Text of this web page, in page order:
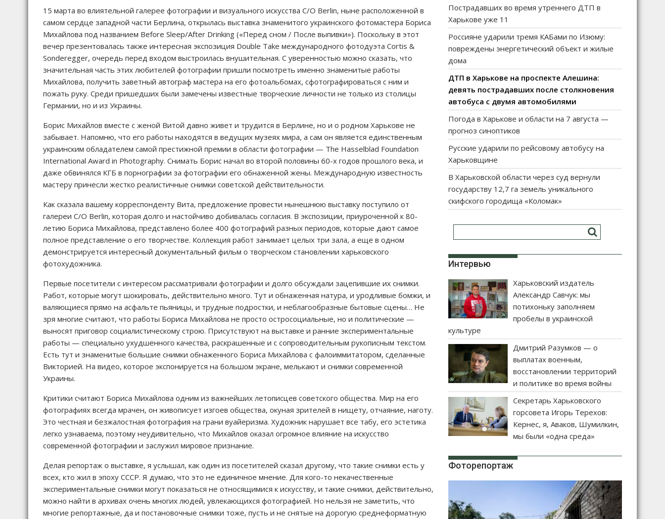
15 марта во влиятельной галерее фотографии и визуального искусства C/O Berlin, ныне расположенной в
самом сердце западной части Берлина, открылась выставка знаменитого украинского фотомастера Бориса
Михайлова под названием Before Sleep/After Drinking («Перед сном / После выпивки»). Поскольку в этот
вечер презентовалась также интересная экспозиция Double Take международного фотодуэта Cortis &
Sonderegger, очередь перед входом выстроилась внушительная. С уверенностью можно сказать, что
значительная часть этих любителей фотографии пришли посмотреть именно знаменитые работы
Михайлова, получить заветный автограф мастера на его фотоальбомах, сфотографироваться с ним и
пожать руку. Среди пришедших были замечены известные творческие личности не только из столицы
Германии, но и из Украины.
Борис Михайлов вместе с женой Витой давно живет и трудится в Берлине, но и о родном Харькове не
забывает. Напомню, что его работы находятся в ведущих музеях мира, а сам он является единственным
украинским обладателем самой престижной премии в области фотографии — The Hasselblad Foundation
International Award in Photography. Снимать Борис начал во второй половины 60-х годов прошлого века, и
даже обвинялся КГБ в порнографии за фотографии его обнаженной жены. Международную известность
мастеру принесли жестко реалистичные снимки советской действительности.
Как сказала вашему корреспонденту Вита, предложение провести нынешнюю выставку поступило от
галереи C/O Berlin, которая долго и настойчиво добивалась согласия. В экспозиции, приуроченной к 80-
летию Бориса Михайлова, представлено более 400 фотографий разных периодов, которые дают самое
полное представление о его творчестве. Коллекция работ занимает целых три зала, а еще в одном
демонстрируется интересный документальный фильм о творческом становлении харьковского
фотохудожника.
Первые посетители с интересом рассматривали фотографии и долго обсуждали зацепившие их снимки.
Работ, которые могут шокировать, действительно много. Тут и обнаженная натура, и уродливые бомжи, и
валяющиеся прямо на асфальте пьяницы, и трудные подростки, и неблагообразные бытовые сцены… Не
зря многие считают, что работы Бориса Михайлова не просто остросоциальные, но и политические —
выносят приговор социалистическому строю. Присутствуют на выставке и ранние экспериментальные
работы — специально ухудшенного качества, раскрашенные и с сопроводительным рукописным текстом.
Есть тут и знаменитые большие снимки обнаженного Бориса Михайлова с фалоиммитатором, сделанные
Викторией. На видео, которое экспонируется на большом экране, мелькают и снимки современной
Украины.
Критики считают Бориса Михайлова одним из важнейших летописцев советского общества. Мир на его
фотографиях всегда мрачен, он живописует изгоев общества, окуная зрителей в нищету, отчаяние, наготу.
Это честная и безжалостная фотография на грани вуайеризма. Художник нарушает все табу, его эстетика
легко узнаваема, поэтому неудивительно, что Михайлов оказал огромное влияние на искусство
современной фотографии и заслужил мировое признание.
Делая репортаж о выставке, я услышал, как один из посетителей сказал другому, что такие снимки есть у
всех, кто жил в эпоху СССР. Я думаю, что это не единичное мнение. Для кого-то некачественные
экспериментальные снимки могут показаться не относящимися к искусству, и такие снимки, действительно,
можно найти в архивах очень многих людей, увлекающихся фотографией. Но нельзя не заметить, что
многие репортажные, да и постановочные снимки тоже, пусть и не снятые на дорогую среднеформатную
Пострадавших во время утреннего ДТП в
Харькове уже 11
Россияне ударили тремя КАБами по Изюму:
повреждены энергетический объект и жилые
дома
ДТП в Харькове на проспекте Алешина:
девять пострадавших после столкновения
автобуса с двумя автомобилями
Погода в Харькове и области на 7 августа —
прогноз синоптиков
Русские ударили по рейсовому автобусу на
Харьковщине
В Харьковской области через суд вернули
государству 12,7 га земель уникального
скифского городища «Коломак»
Интервью
Харьковский издатель
Александр Савчук: мы
потихоньку заполняем
пробелы в украинской
культуре
Дмитрий Разумков — о
выплатах военным,
восстановлении территорий
и политике во время войны
Секретарь Харьковского
горсовета Игорь Терехов:
Кернес, я, Аваков, Шумилкин,
мы были «одна среда»
Фоторепортаж